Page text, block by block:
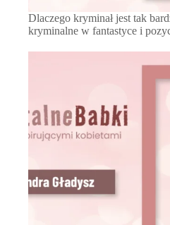
Dlaczego kryminał jest tak
kryminalne w fantastyce i